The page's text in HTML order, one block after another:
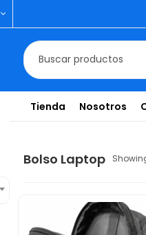
Tienda Nosotros
Bolso Laptop